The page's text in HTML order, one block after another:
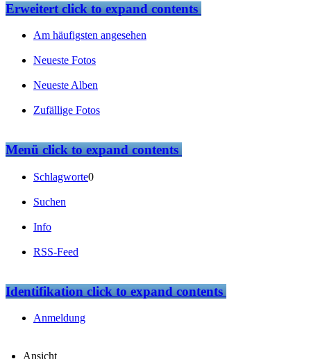
Erweitertclick to expand contents
Am häufigsten angesehen
Neueste Fotos
Neueste Alben
Zufällige Fotos
Menüclick to expand contents
Schlagworte0
Suchen
Info
RSS-Feed
Identifikationclick to expand contents
Anmeldung
Ansicht